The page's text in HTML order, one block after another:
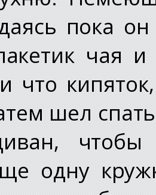
пока он
чая
что
шел
чтобы
одну